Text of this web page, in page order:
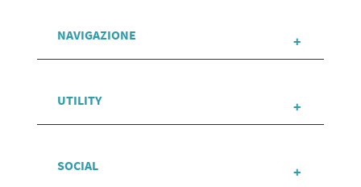
NAVIGAZIONE
UTILITY
SOCIAL